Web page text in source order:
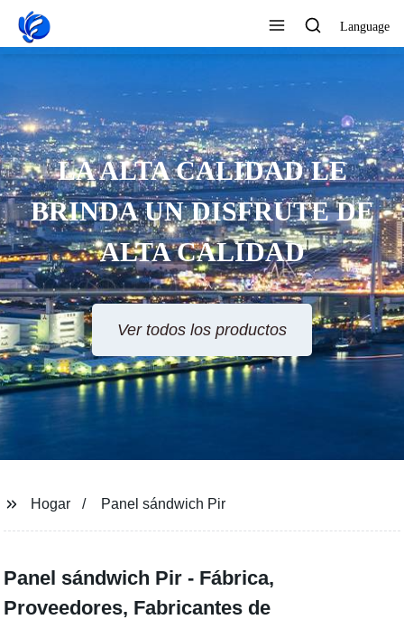
Language
LA ALTA CALIDAD LE
BRINDA UN DISFRUTE DE
ALTA CALIDAD
Ver todos los productos
Hogar Panel sándwich Pir
Panel sándwich Pir - Fábrica,
Proveedores, Fabricantes de